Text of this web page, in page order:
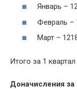
Январь –
Февраль –
Март –
Итого за 1
Доначисления за